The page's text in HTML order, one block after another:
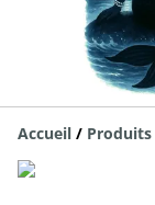
Accueil / Produits